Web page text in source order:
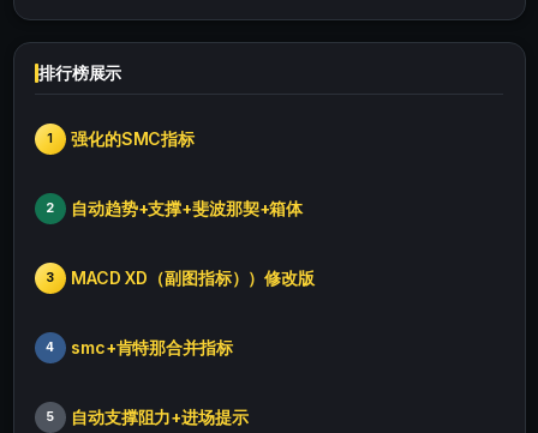
排行榜展示
1 强化的SMC指标
2 自动趋势+支撑+斐波那契+箱体
3 MACD XD（副图指标））修改版
4 smc+肯特那合并指标
5 自动支撑阻力+进场提示